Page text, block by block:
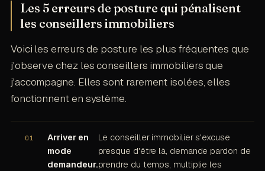
Les 5 erreurs de posture qui pénalisent
les conseillers immobiliers
Voici les erreurs de posture les plus fréquentes que
j'observe chez les conseillers immobiliers que
j'accompagne. Elles sont rarement isolées, elles
fonctionnent en système.
Arriver en
mode
demandeur.
Le conseiller immobilier s'excuse
presque d'être là, demande pardon de
prendre du temps, multiplie les